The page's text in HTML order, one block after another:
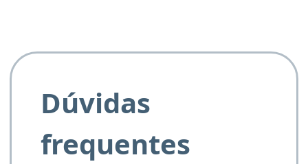
Dúvidas
frequentes